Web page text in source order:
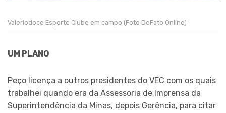
Valeriodoce Esporte Clube em campo (Foto DeFato Online)
UM PLANO
Peço licença a outros presidentes do VEC com os quais
trabalhei quando era da Assessoria de Imprensa da
Superintendência da Minas, depois Gerência, para citar